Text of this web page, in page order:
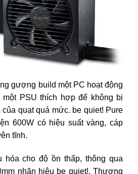
gượng build một PC hoạt động
PSU thích hợp để không bị
quạt quá mức. be quiet! Pure
600W có hiệu suất vàng, cáp
tĩnh.
cho độ ồn thấp, thông qua
nhãn hiệu be quiet!. Thương